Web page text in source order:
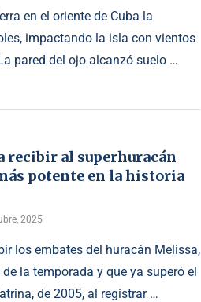
en el oriente de Cuba la
impactando la isla con vientos
pared del ojo alcanzó suelo …
recibir al superhuracán
potente en la historia
2025
los embates del huracán Melissa,
la temporada y que ya superó el
de 2005, al registrar …